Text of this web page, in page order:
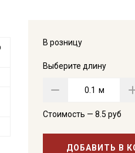
В розницу
Выберите длину
м
Стоимость — 8.5 руб
ДОБАВИТЬ В